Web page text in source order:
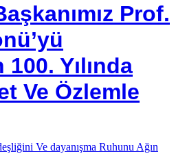
Prof.
Yılında
Ve Özlemle